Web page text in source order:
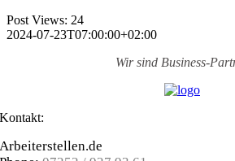
Post Views: 24
2024-07-23T07:00:00+02:00
Wir sind Business-
Kontakt:
Arbeiterstellen.de